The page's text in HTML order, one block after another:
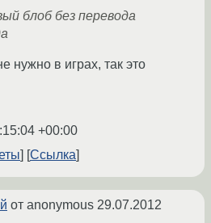
блоб без перевода
нужно в играх, так это
+00:00
Ссылка
от anonymous 29.07.2012